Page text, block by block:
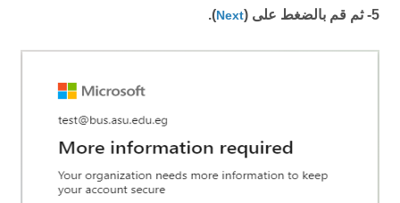
5- ثم قم بالضغط على ( Next
).